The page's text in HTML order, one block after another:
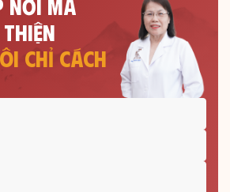
NƠI MÀ
CHỈ CÁCH